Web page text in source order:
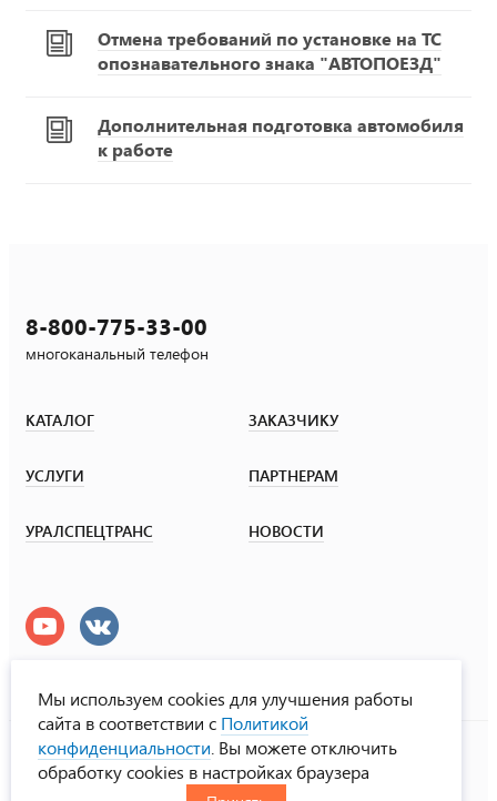
Отмена требований по установке на ТС
опознавательного знака "АВТОПОЕЗД"
Дополнительная подготовка автомобиля
к работе
8-800-775-33-00
многоканальный телефон
КАТАЛОГ ЗАКАЗЧИКУ
УСЛУГИ ПАРТНЕРАМ
УРАЛСПЕЦТРАНС НОВОСТИ
УралСпецТранс
© ООО «Урал СТ», 2000-2026
Политика конфиденциальности
Мы используем cookies для улучшения работы
сайта в соответствии с Политикой
конфиденциальности . Вы можете отключить
обработку cookies в настройках браузера